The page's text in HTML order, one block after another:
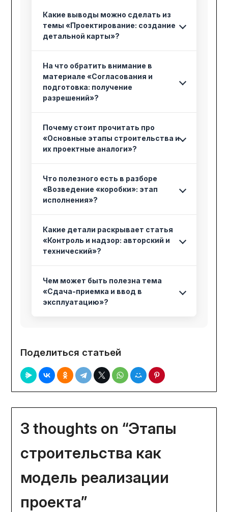
Какие выводы можно сделать из
темы «Проектирование: создание
детальной карты»?
На что обратить внимание в
материале «Согласования и
подготовка: получение
разрешений»?
Почему стоит прочитать про
«Основные этапы строительства и
их проектные аналоги»?
Что полезного есть в разборе
«Возведение «коробки»: этап
исполнения»?
Какие детали раскрывает статья
«Контроль и надзор: авторский и
технический»?
Чем может быть полезна тема
«Сдача-приемка и ввод в
эксплуатацию»?
Поделиться статьей
3 thoughts on “Этапы
строительства как
модель реализации
проекта”